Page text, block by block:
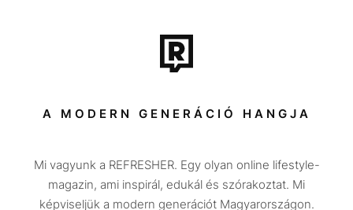
Tech-Tudomány
Sport
Társadalom
Utazás
Életmód
A MODERN GENERÁCIÓ HANGJA
Mi vagyunk a REFRESHER. Egy olyan online lifestyle-
magazin, ami inspirál, edukál és szórakoztat. Mi
képviseljük a modern generációt Magyarországon.